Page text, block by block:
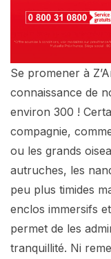
Se promener à
connaissance de
environ 300 !
compagnie,
ou les grands
autruches, les
peu plus timides
enclos immersifs
permet de les
tranquillité. Ni